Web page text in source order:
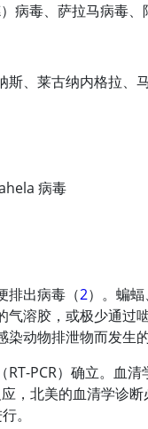
病毒、萨拉马病毒、
、莱古纳内格拉、
病毒
排出病毒（2）。蝙
溶胶，或极少通过
动物排泄物而发生
PCR）确立。血
，北美的血清学诊
。